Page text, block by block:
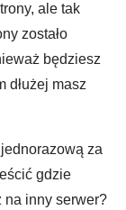
ale tak
zostało
będziesz
dłużej masz
za
gdzie
na inny serwer?